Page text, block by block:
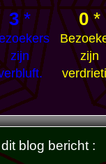
3*
zijn
0*
zijn
blog bericht :